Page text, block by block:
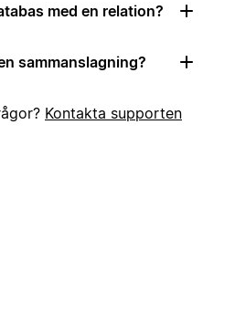
med en relation?
sammanslagning?
Kontakta supporten